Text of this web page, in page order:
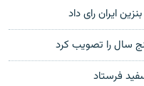
ایران رای داد
سال را تصويب كرد
فرستاد